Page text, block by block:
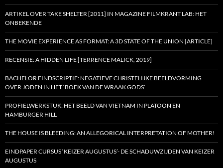
ARTIKEL OVER TAKE SHELTER [2011] IN MAGAZINE FILMKRANT LAB: HET
ONBEKENDE
THE MOVIE EXPERIENCE AS FORMAT: A 3D STATE OF THE UNION [ARTICLE]
RECENSIE: A HIDDEN LIFE [TERRENCE MALICK, 2019]
BACHELOR EINDSCRIPTIE: NEGATIEVE CHRISTELIJKE BEELDVORMING
OVER JODEN IN HET ‘BOEK VAN DE WRAAK GODS’
PROFIELWERKSTUK: HET BEELD VAN VIETNAM IN PLATOON EN
HAMBURGER HILL
THE HOUSE IS BLEEDING: AN ALLEGORICAL INTERPRETATION OF MOTHER!
EINDPAPER CURSUS ‘KEIZER AUGUSTUS’- DE SCHADUWZIJDEN VAN KEIZER
AUGUSTUS